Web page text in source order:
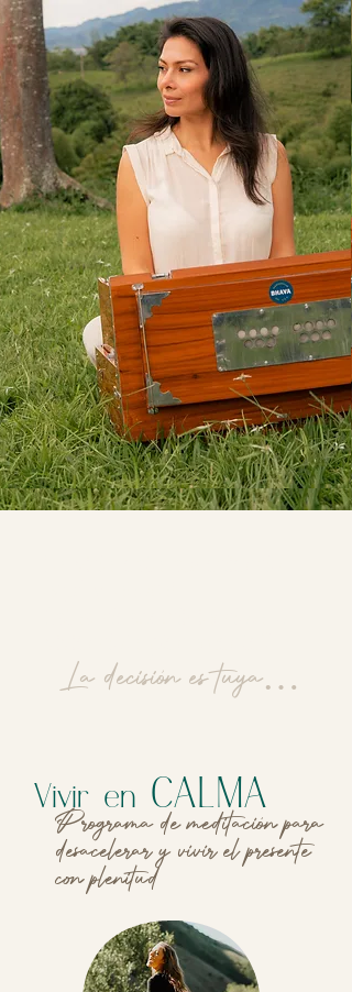
Vivir en CALMA
Programa de meditación para
desacelerar y vivir el presente
con plenitud
La decisión es tuya…